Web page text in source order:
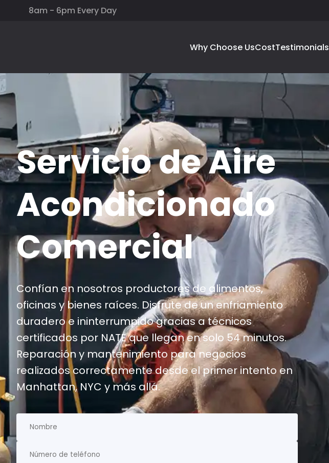
8am - 6pm Every Day
Why Choose UsCostTestimonials
Servicio de Aire
Acondicionado
Comercial
Confían en nosotros productores de alimentos,
oficinas y bienes raíces. Disfrute de un enfriamiento
duradero e ininterrumpido gracias a técnicos
certificados por NATE que llegan en solo 54 minutos.
Reparación y mantenimiento para negocios
realizados correctamente desde el primer intento en
Manhattan, NYC y más allá.